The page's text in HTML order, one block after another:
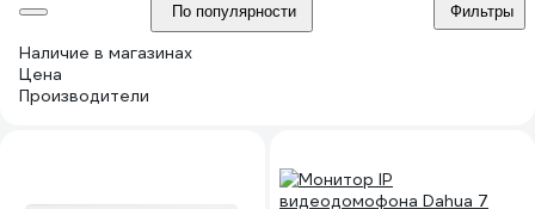
По популярности Фильтры
Наличие в магазинах
Цена
Производители